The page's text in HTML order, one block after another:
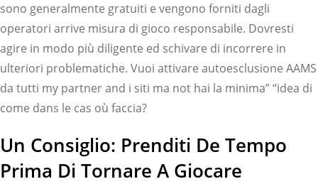
sono generalmente gratuiti e vengono forniti dagli
operatori arrive misura di gioco responsabile. Dovresti
agire in modo più diligente ed schivare di incorrere in
ulteriori problematiche. Vuoi attivare autoesclusione AAMS
da tutti my partner and i siti ma not hai la minima” “idea di
come dans le cas où faccia?
Un Consiglio: Prenditi De Tempo
Prima Di Tornare A Giocare